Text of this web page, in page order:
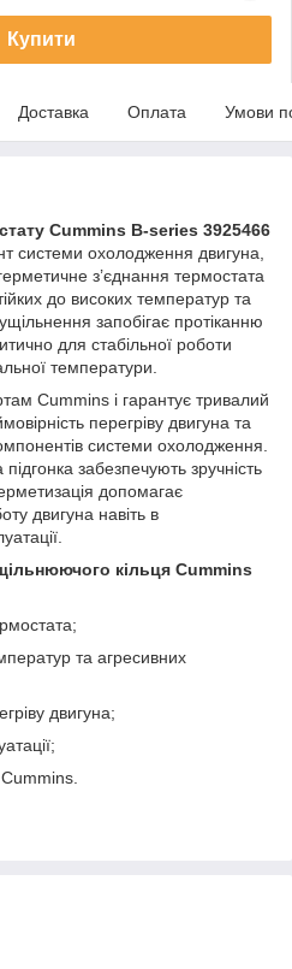
Купити
Доставка Оплата Умови
Cummins B-series 3925466
системи охолодження двигуна,
з’єднання термостата
до високих температур та
запобігає протіканню
для стабільної роботи
температури.
Cummins і гарантує тривалий
перегріву двигуна та
системи охолодження.
забезпечують зручність
допомагає
двигуна навіть в
кільця Cummins
та агресивних
двигуна;